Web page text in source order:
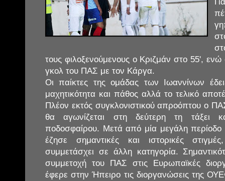
τους φιλοξενούμενους ο Κριζμάν στο 55',
γκολ του ΠΑΣ με τον Κάργα.
Οι παίκτες της ομάδας των Ιωαννίνων
μαχητικότητα και πάθος αλλά το τελικό
Πλέον εκτός συγκλονιστικού απροόπτου ο
θα αγωνίζεται στη δεύτερη τη τάξει
ποδοσφαίρου. Μετά από μία μεγάλη
έζησε σημαντικές και ιστορικές
συμμετάσχει σε άλλη κατηγορία.
συμμετοχή του ΠΑΣ στις Ευρωπαϊκές
έφερε στην Ήπειρο τις διοργανώσεις της